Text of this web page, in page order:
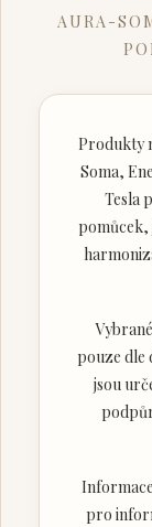
AURA-
Produkty
Soma,
Tesla
pomůcek,
pouze
jsou
pro